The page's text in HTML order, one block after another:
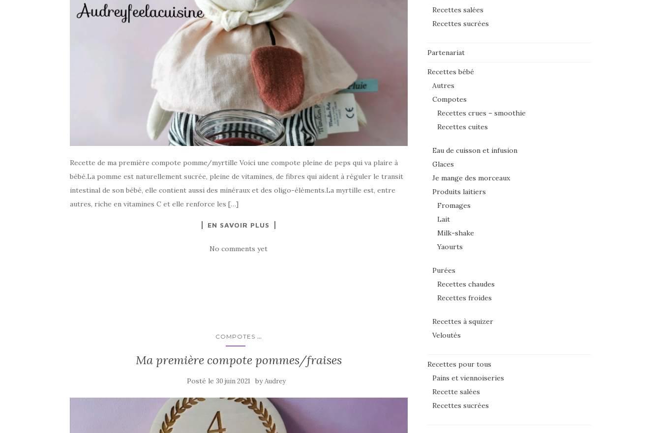
Recette de ma première compote pomme/myrtille Voici une compote pleine de peps qui va plaire à
bébé.La pomme est naturellement sucrée, pleine de vitamines, de fibres qui aident à réguler le transit
intestinal de son bébé, elle contient aussi des minéraux et des oligo-éléments.La myrtille est, entre
autres, riche en vitamines C et elle renforce les […]
EN SAVOIR PLUS
No comments yet
COMPOTES ...
Ma première compote pommes/fraises
Posté le 30 juin 2021 byAudrey
Recettes salées
Recettes sucrées
Partenariat
Recettes bébé
Autres
Compotes
Recettes crues – smoothie
Recettes cuites
Eau de cuisson et infusion
Glaces
Je mange des morceaux
Produits laitiers
Fromages
Lait
Milk-shake
Yaourts
Purées
Recettes chaudes
Recettes froides
Recettes à squizer
Veloutés
Recettes pour tous
Pains et viennoiseries
Recette salées
Recettes sucrées